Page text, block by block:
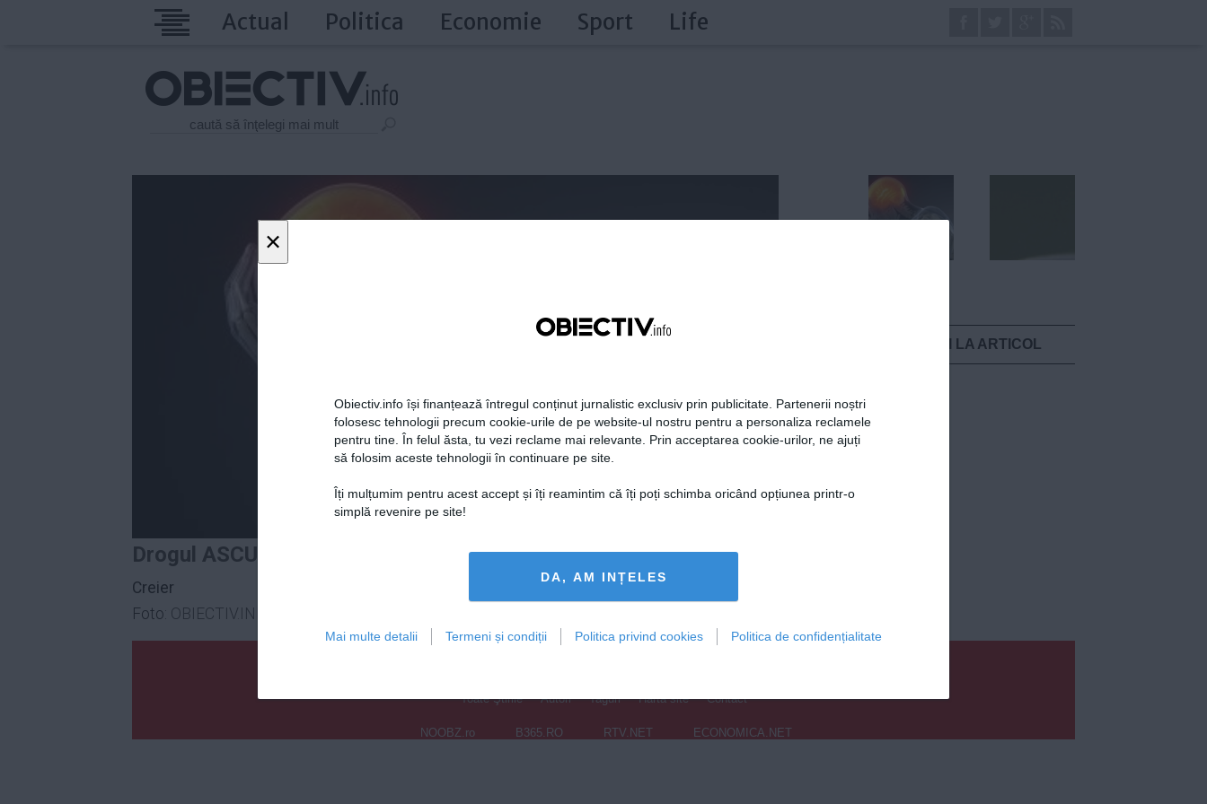
×
Obiectiv.info își finanțează întregul conținut jurnalistic exclusiv prin publicitate. Partenerii noștri
folosesc tehnologii precum cookie-urile de pe website-ul nostru pentru a personaliza reclamele
pentru tine. În felul ăsta, tu vezi reclame mai relevante. Prin acceptarea cookie-urilor, ne ajuți
să folosim aceste tehnologii în continuare pe site.
Îți mulțumim pentru acest accept și îți reamintim că îți poți schimba oricând opțiunea printr-o
simplă revenire pe site!
DA, AM INȚELES
Mai multe detalii Termeni și condiții Politica privind cookies Politica de confidențialitate
Actual Politica Economie Sport Life
Drogul ASCUNS în alimentaţie care ATACĂ nemilos creierul
Creier
Foto: OBIECTIV.INFO
INAPOI LA ARTICOL
Toate Ştirile Autori Taguri Hartă site Contact
NOOBZ.ro B365.RO RTV.NET ECONOMICA.NET